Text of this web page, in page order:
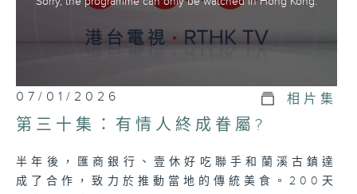
07/01/2026 相片集
第三十集：有情人終成眷屬?
半年後，匯商銀行、壹休好吃聯手和蘭溪古鎮達
成了合作，致力於推動當地的傳統美食。200天